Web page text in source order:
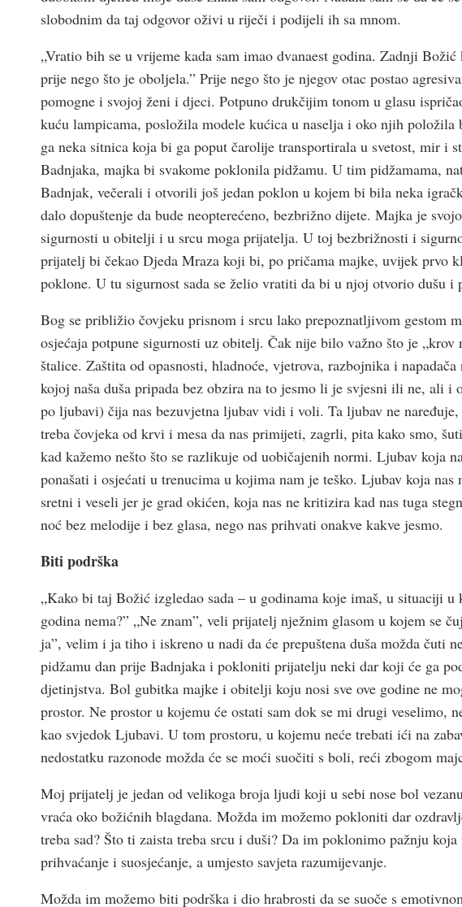
slobodnim da taj odgovor oživi u riječi i podijeli ih sa mnom.
„Vratio bih se u vrijeme kada sam imao dvanaest godina. Zadnji
prije nego što je oboljela.” Prije nego što je njegov otac postao
pomogne i svojoj ženi i djeci. Potpuno drukčijim tonom u glasu
kuću lampicama, posložila modele kućica u naselja i oko njih
ga neka sitnica koja bi ga poput čarolije transportirala u svetost, mir i
Badnjaka, majka bi svakome poklonila pidžamu. U tim pidžamama,
Badnjak, večerali i otvorili još jedan poklon u kojem bi bila neka
dalo dopuštenje da bude neopterećeno, bezbrižno dijete. Majka je
sigurnosti u obitelji i u srcu moga prijatelja. U toj bezbrižnosti i
prijatelj bi čekao Djeda Mraza koji bi, po pričama majke, uvijek prvo
poklone. U tu sigurnost sada se želio vratiti da bi u njoj otvorio dušu i
Bog se približio čovjeku prisnom i srcu lako prepoznatljivom gestom
osjećaja potpune sigurnosti uz obitelj. Čak nije bilo važno što je „krov
štalice. Zaštita od opasnosti, hladnoće, vjetrova, razbojnika i
kojoj naša duša pripada bez obzira na to jesmo li je svjesni ili ne, ali
po ljubavi) čija nas bezuvjetna ljubav vidi i voli. Ta ljubav ne naređuje,
treba čovjeka od krvi i mesa da nas primijeti, zagrli, pita kako smo,
kad kažemo nešto što se razlikuje od uobičajenih normi. Ljubav koja
ponašati i osjećati u trenucima u kojima nam je teško. Ljubav koja
sretni i veseli jer je grad okićen, koja nas ne kritizira kad nas tuga
noć bez melodije i bez glasa, nego nas prihvati onakve kakve jesmo.
Biti podrška
„Kako bi taj Božić izgledao sada – u godinama koje imaš, u situaciji
godina nema?” „Ne znam”, veli prijatelj nježnim glasom u kojem se
ja”, velim i ja tiho i iskreno u nadi da će prepuštena duša možda čuti
pidžamu dan prije Badnjaka i pokloniti prijatelju neki dar koji će ga
djetinjstva. Bol gubitka majke i obitelji koju nosi sve ove godine ne
prostor. Ne prostor u kojemu će ostati sam dok se mi drugi veselimo,
kao svjedok Ljubavi. U tom prostoru, u kojemu neće trebati ići na
nedostatku razonode možda će se moći suočiti s boli, reći zbogom
Moj prijatelj je jedan od velikoga broja ljudi koji u sebi nose bol
vraća oko božićnih blagdana. Možda im možemo pokloniti dar
treba sad? Što ti zaista treba srcu i duši? Da im poklonimo pažnju
prihvaćanje i suosjećanje, a umjesto savjeta razumijevanje.
Možda im možemo biti podrška i dio hrabrosti da se suoče s